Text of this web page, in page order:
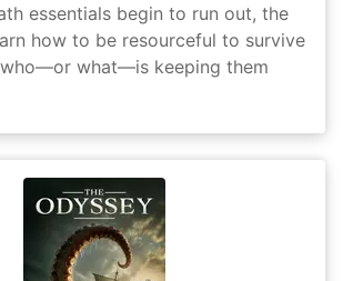
essentials begin to run out, the
how to be resourceful to survive
what—is keeping them